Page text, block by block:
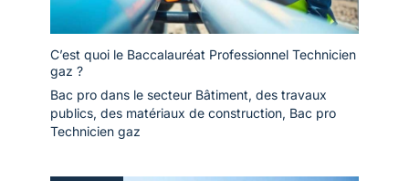
C’est quoi le Baccalauréat Professionnel Technicien
gaz ?
Bac pro dans le secteur Bâtiment, des travaux
publics, des matériaux de construction, Bac pro
Technicien gaz